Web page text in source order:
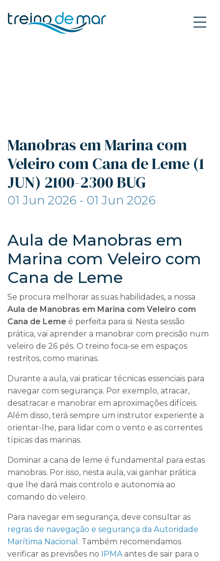
Manobras em Marina com
Veleiro com Cana de Leme (1
JUN) 2100-2300 BUG
01 Jun 2026 - 01 Jun 2026
Aula de Manobras em
Marina com Veleiro com
Cana de Leme
Se procura melhorar as suas habilidades, a nossa
Aula de Manobras em Marina com Veleiro com
Cana de Leme é perfeita para si. Nesta sessão
prática, vai aprender a manobrar com precisão num
veleiro de 26 pés. O treino foca-se em espaços
restritos, como marinas.
Durante a aula, vai praticar técnicas essenciais para
navegar com segurança. Por exemplo, atracar,
desatracar e manobrar em aproximações difíceis.
Além disso, terá sempre um instrutor experiente a
orientar-lhe, para lidar com o vento e as correntes
típicas das marinas.
Dominar a cana de leme é fundamental para estas
manobras. Por isso, nesta aula, vai ganhar prática
que lhe dará mais controlo e autonomia ao
comando do veleiro.
Para navegar em segurança, deve consultar as
regras de navegação e segurança da Autoridade
Marítima Nacional . Também recomendamos
verificar as previsões no IPMAantes de sair para o